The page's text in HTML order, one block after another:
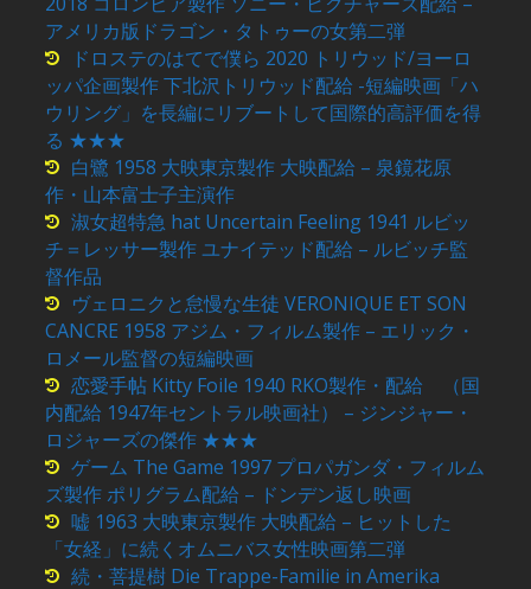
アメリカ版ドラゴン・タトゥーの女第二弾
ドロステのはてで僕ら 2020 トリウッド/ヨーロ
ッパ企画製作 下北沢トリウッド配給 -短編映画「ハ
ウリング」を長編にリブートして国際的高評価を得
る ★★★
白鷺 1958 大映東京製作 大映配給 – 泉鏡花原
作・山本富士子主演作
淑女超特急 hat Uncertain Feeling 1941 ルビッ
チ＝レッサー製作 ユナイテッド配給 – ルビッチ監
督作品
ヴェロニクと怠慢な生徒 VERONIQUE ET SON
CANCRE 1958 アジム・フィルム製作 – エリック・
ロメール監督の短編映画
恋愛手帖 Kitty Foile 1940 RKO製作・配給 （国
内配給 1947年セントラル映画社） – ジンジャー・
ロジャーズの傑作 ★★★
ゲーム The Game 1997 プロパガンダ・フィルム
ズ製作 ポリグラム配給 – ドンデン返し映画
嘘 1963 大映東京製作 大映配給 – ヒットした
「女経」に続くオムニバス女性映画第二弾
続・菩提樹 Die Trappe-Familie in Amerika